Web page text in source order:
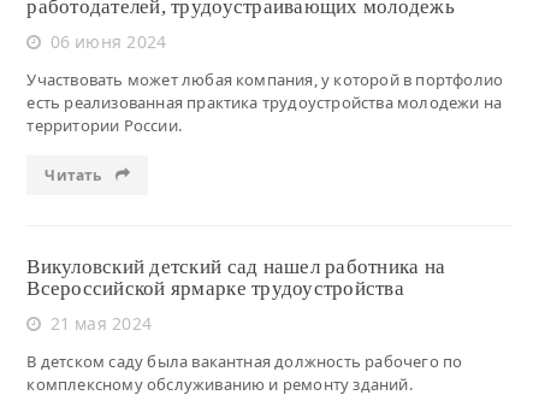
работодателей, трудоустраивающих молодежь
06 июня 2024
Участвовать может любая компания, у которой в портфолио
есть реализованная практика трудоустройства молодежи на
территории России.
Читать
Викуловский детский сад нашел работника на
Всероссийской ярмарке трудоустройства
21 мая 2024
В детском саду была вакантная должность рабочего по
комплексному обслуживанию и ремонту зданий.